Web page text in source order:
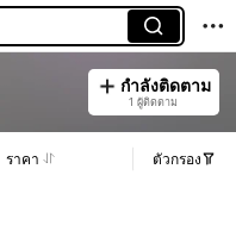
กำลังติดตาม
1 ผู้ติดตาม
ราคา ตัวกรอง